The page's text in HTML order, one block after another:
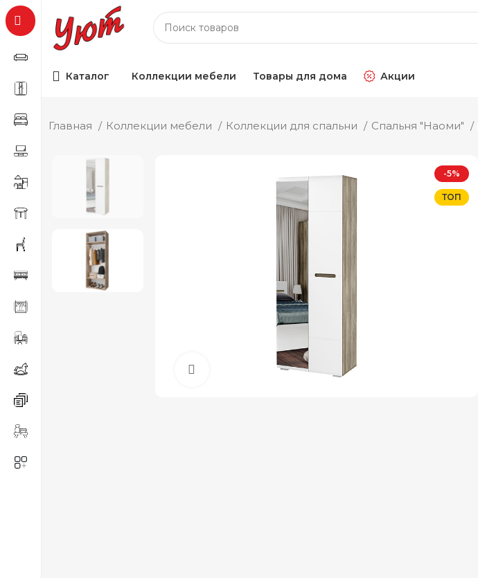
Каталог Коллекции мебели Товары для дома Акции
Главная Коллекции мебели Коллекции для спальни Спальня "Наоми"
-5%
ТОП
Нажмите, чтобы увеличить